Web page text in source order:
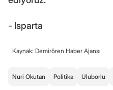
- Isparta
Kaynak: Demirören Haber Ajansı
Nuri Okutan Politika Uluborlu